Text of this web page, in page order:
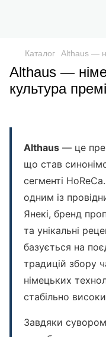
Каталог Althaus —
Althaus —
культура
Althaus — це
що став
сегменті
одним із
Янекі, бренд
та унікальні
базується на
традицій збору
німецьких
стабільно
Завдяки